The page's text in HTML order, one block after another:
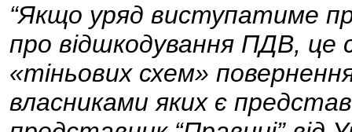
“Якщо уряд виступатиме
про відшкодування ПДВ, це
«тіньових схем»
власниками яких є